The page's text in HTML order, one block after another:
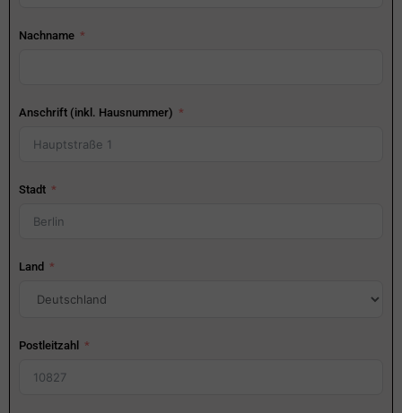
Nachname
Anschrift (inkl. Hausnummer)
Stadt
Land
Postleitzahl